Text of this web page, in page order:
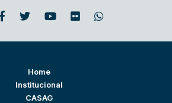
Home
Institucional
CASAG